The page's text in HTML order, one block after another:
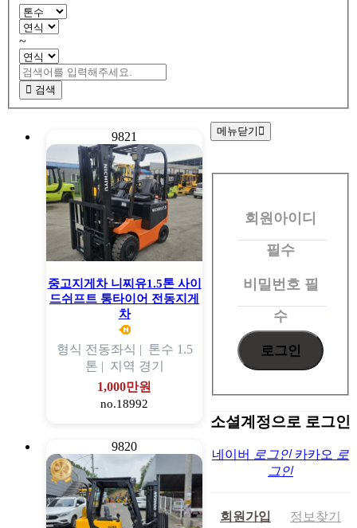
~
검색
9821
중고지게차 니찌유1.5톤 사이
드쉬프트 통타이어 전동지게
차
형식 전동좌식 | 톤수 1.5
톤 | 지역 경기
1,000만원
no.18992
9820
메뉴닫기
회
회원아이디
필수
비밀번호 필
수
소셜계정으로 로그인
네이버 로그인 카카오 로
그인
회원가입 정보찾기